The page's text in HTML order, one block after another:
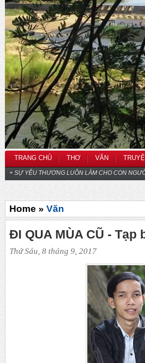
TRANG CHỦ THƠ VĂN
+ SỰ YÊU THƯƠNG LUÔN LÀM CHO CON
Home » Văn
ĐI QUA MÙA CŨ - Tạp
Thứ Sáu, 8 tháng 9, 2017